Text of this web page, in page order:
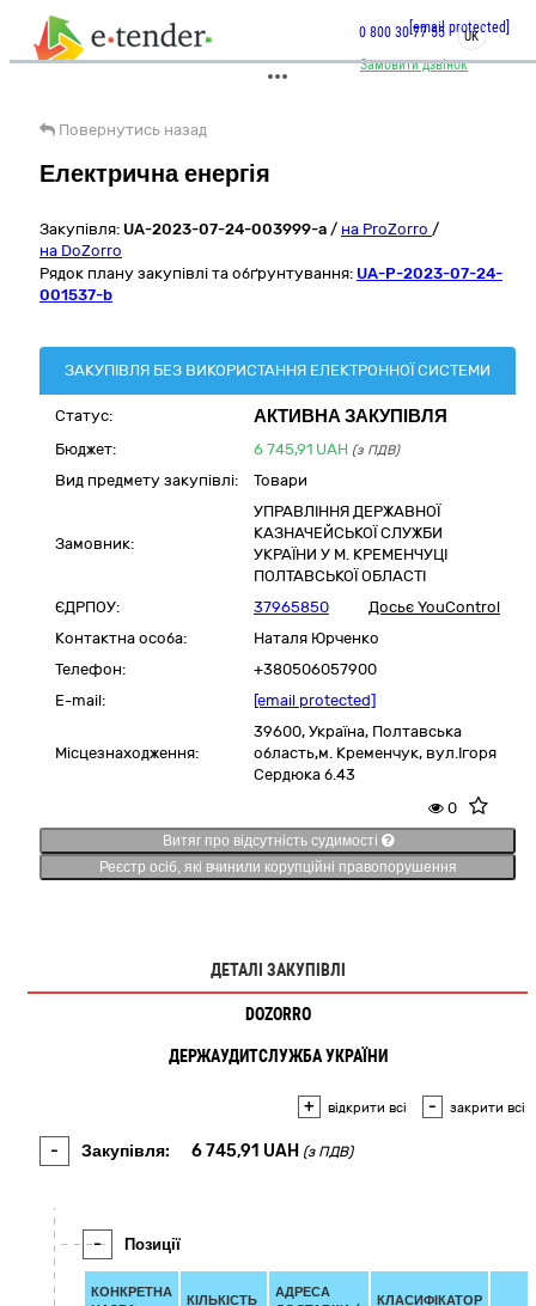
Замовити дзвінок
0 800 30 77 55[email protected]
UK
Повернутись назад
Електрична енергія
Закупівля: UA-2023-07-24-003999-a / на ProZorro /
на DoZorro
Рядок плану закупівлі та обґрунтування: UA-P-2023-07-24-
001537-b
ЗАКУПІВЛЯ БЕЗ ВИКОРИСТАННЯ ЕЛЕКТРОННОЇ СИСТЕМИ
Статус: АКТИВНА ЗАКУПІВЛЯ
Бюджет: 6 745,91 UAH (з ПДВ)
Вид предмету закупівлі: Товари
Замовник:
УПРАВЛІННЯ ДЕРЖАВНОЇ
КАЗНАЧЕЙСЬКОЇ СЛУЖБИ
УКРАЇНИ У М. КРЕМЕНЧУЦІ
ПОЛТАВСЬКОЇ ОБЛАСТІ
ЄДРПОУ:
37965850
Досьє YouControl
Контактна особа:
Наталя Юрченко
Телефон:
+380506057900
E-mail:
[email protected]
Місцезнаходження:
39600, Україна, Полтавська
область,м. Кременчук, вул.Ігоря
Сердюка б.43
0
Витяг про відсутність судимості
Реєстр осіб, які вчинили корупційні правопорушення
ДЕТАЛІ ЗАКУПІВЛІ
DOZORRO
ДЕРЖАУДИТСЛУЖБА УКРАЇНИ
+ відкрити всі - закрити всі
- Закупівля: 6 745,91 UAH (з ПДВ)
- Позиції
КОНКРЕТНА
КІЛЬКІСТЬ
АДРЕСА
КЛАСИФІКАТОР